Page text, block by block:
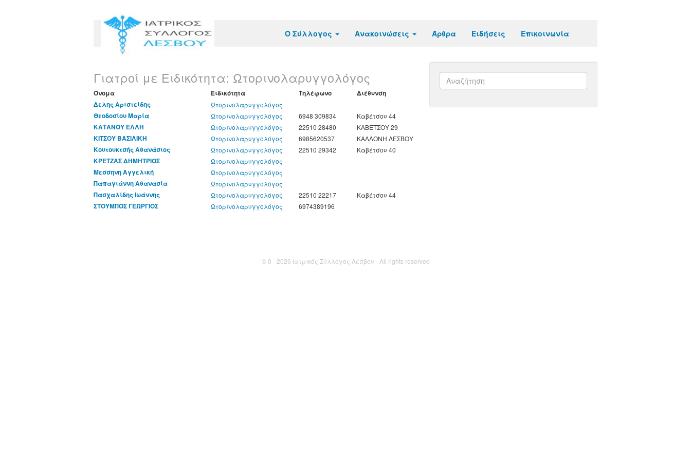
Ο Σύλλογος Ανακοινώσεις Άρθρα Ειδήσεις Επικοινωνία
Γιατροί με Ειδικότητα: Ωτορινολαρυγγολόγος
Όνομα Ειδικότητα Τηλέφωνο
Διέθυνση
Δελης Αριστείδης
Ωτορινολαρυγγολόγος
Θεοδοσίου Μαρία
Ωτορινολαρυγγολόγος 6948 309834
Καβέτσου 44
ΚΑΤΑΝΟΥ ΕΛΛΗ
Ωτορινολαρυγγολόγος 22510 28480
ΚΑΒΕΤΣΟΥ 29
ΚΙΤΣΟΥ ΒΑΣΙΛΙΚΗ
Ωτορινολαρυγγολόγος 6985620537
ΚΑΛΛΟΝΗ ΛΕΣΒΟΥ
Κουτουκτσής Αθανάσιος
Ωτορινολαρυγγολόγος 22510 29342
Καβέτσου 40
ΚΡΕΤΖΑΣ ΔΗΜΗΤΡΙΟΣ
Ωτορινολαρυγγολόγος
Μεσσηνη Αγγελική
Ωτορινολαρυγγολόγος
Παπαγιάννη Αθανασία
Ωτορινολαρυγγολόγος
Πασχαλίδης Ιωάννης
Ωτορινολαρυγγολόγος 22510 22217
Καβέτσου 44
ΣΤΟΥΜΠΟΣ ΓΕΩΡΓΙΟΣ
Ωτορινολαρυγγολόγος 6974389196
© 0 - 2026 Ιατρικός Σύλλογος Λέσβου - All rights reserved